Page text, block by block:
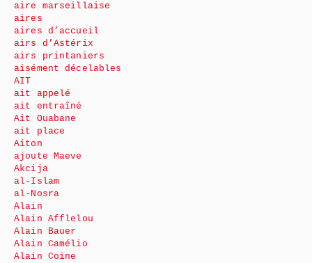
aire marseillaise
aires
aires d’accueil
airs d’Astérix
airs printaniers
aisément décelables
AIT
ait appelé
ait entraîné
Ait Ouabane
ait place
Aiton
ajoute Maeve
Akcija
al-Islam
al-Nosra
Alain
Alain Afflelou
Alain Bauer
Alain Camélio
Alain Coine